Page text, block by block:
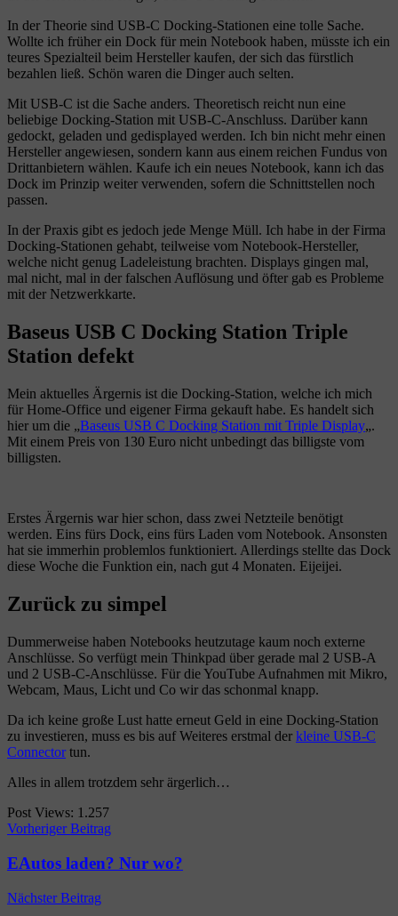
In der Theorie sind USB-C Docking-Stationen eine tolle Sache.
Wollte ich früher ein Dock für mein Notebook haben, müsste ich ein
teures Spezialteil beim Hersteller kaufen, der sich das fürstlich
bezahlen ließ. Schön waren die Dinger auch selten.
Mit USB-C ist die Sache anders. Theoretisch reicht nun eine
beliebige Docking-Station mit USB-C-Anschluss. Darüber kann
gedockt, geladen und gedisplayed werden. Ich bin nicht mehr einen
Hersteller angewiesen, sondern kann aus einem reichen Fundus von
Drittanbietern wählen. Kaufe ich ein neues Notebook, kann ich das
Dock im Prinzip weiter verwenden, sofern die Schnittstellen noch
passen.
In der Praxis gibt es jedoch jede Menge Müll. Ich habe in der Firma
Docking-Stationen gehabt, teilweise vom Notebook-Hersteller,
welche nicht genug Ladeleistung brachten. Displays gingen mal,
mal nicht, mal in der falschen Auflösung und öfter gab es Probleme
mit der Netzwerkkarte.
Baseus USB C Docking Station Triple
Station defekt
Mein aktuelles Ärgernis ist die Docking-Station, welche ich mich
für Home-Office und eigener Firma gekauft habe. Es handelt sich
hier um die „Baseus USB C Docking Station mit Triple Display„.
Mit einem Preis von 130 Euro nicht unbedingt das billigste vom
billigsten.
Erstes Ärgernis war hier schon, dass zwei Netzteile benötigt
werden. Eins fürs Dock, eins fürs Laden vom Notebook. Ansonsten
hat sie immerhin problemlos funktioniert. Allerdings stellte das Dock
diese Woche die Funktion ein, nach gut 4 Monaten. Eijeijei.
Zurück zu simpel
Dummerweise haben Notebooks heutzutage kaum noch externe
Anschlüsse. So verfügt mein Thinkpad über gerade mal 2 USB-A
und 2 USB-C-Anschlüsse. Für die YouTube Aufnahmen mit Mikro,
Webcam, Maus, Licht und Co wir das schonmal knapp.
Da ich keine große Lust hatte erneut Geld in eine Docking-Station
zu investieren, muss es bis auf Weiteres erstmal der kleine USB-C
Connectortun.
Alles in allem trotzdem sehr ärgerlich…
Post Views: 1.257
Beitragsnavigation
Vorheriger Beitrag
EAutos laden? Nur wo?
Nächster Beitrag